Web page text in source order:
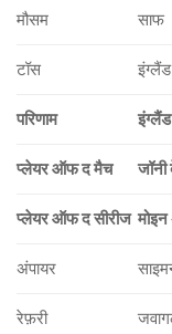
मौसम साफ
टॉस
परिणाम
प्लेयर ऑफ द मैच जॉनी
प्लेयर ऑफ द सीरीज
अंपायर
रेफ़री